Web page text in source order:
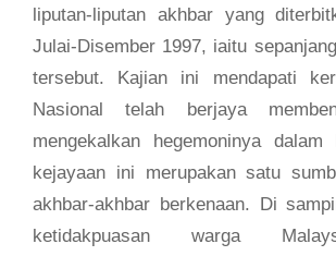
liputan-liputan akhbar yang
Julai-Disember 1997, iaitu
tersebut. Kajian ini mendapati
Nasional telah berjaya
mengekalkan hegemoninya
kejayaan ini merupakan satu
akhbar-akhbar berkenaan. Di
ketidakpuasan warga